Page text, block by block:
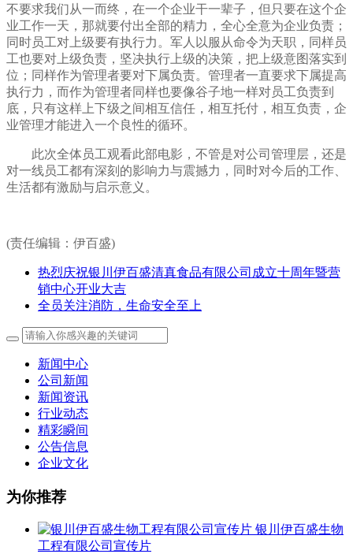
不要求我们从一而终，在一个企业干一辈子，但只要在这个企
业工作一天，那就要付出全部的精力，全心全意为企业负责；
同时员工对上级要有执行力。军人以服从命令为天职，同样员
工也要对上级负责，坚决执行上级的决策，把上级意图落实到
位；同样作为管理者要对下属负责。管理者一直要求下属提高
执行力，而作为管理者同样也要像谷子地一样对员工负责到
底，只有这样上下级之间相互信任，相互托付，相互负责，企
业管理才能进入一个良性的循环。
此次全体员工观看此部电影，不管是对公司管理层，还是
对一线员工都有深刻的影响力与震撼力，同时对今后的工作、
生活都有激励与启示意义。
(责任编辑：伊百盛)
热烈庆祝银川伊百盛清真食品有限公司成立十周年暨营
销中心开业大吉
全员关注消防，生命安全至上
新闻中心
公司新闻
新闻资讯
行业动态
精彩瞬间
公告信息
企业文化
为你推荐
银川伊百盛生物
工程有限公司宣传片